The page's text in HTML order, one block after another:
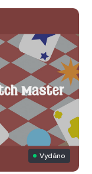
Vydáno